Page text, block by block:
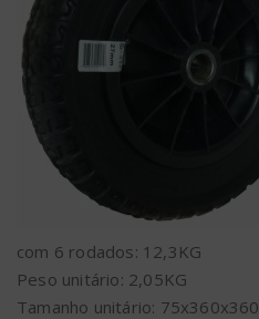
com 6 rodados: 12,3KG
Peso unitário: 2,05KG
Tamanho unitário: 75x360x360